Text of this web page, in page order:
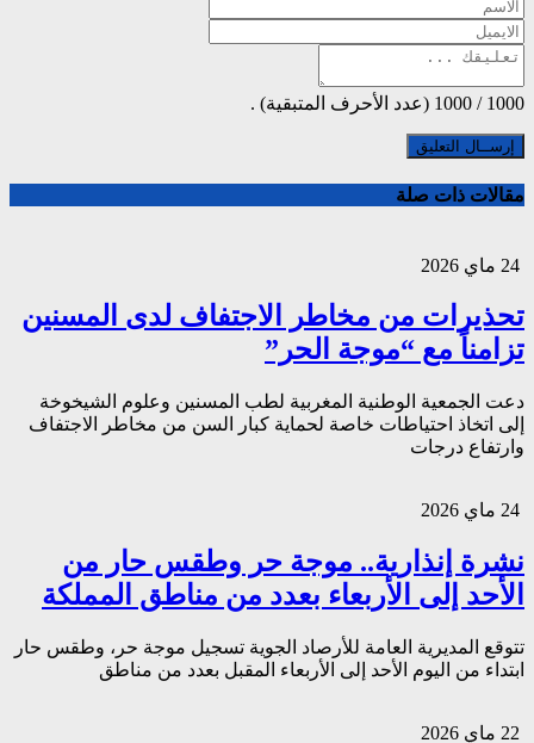
1000
/
1000 (عدد الأحرف المتبقية) .
مقالات ذات صلة
تحذيرات من مخاطر الاجتفاف لدى المسنين
تزامناً مع “موجة الحر”
دعت الجمعية الوطنية المغربية لطب المسنين وعلوم الشيخوخة
إلى اتخاذ احتياطات خاصة لحماية كبار السن من مخاطر الاجتفاف
وارتفاع درجات
نشرة إنذارية.. موجة حر وطقس حار من
الأحد إلى الأربعاء بعدد من مناطق المملكة
تتوقع المديرية العامة للأرصاد الجوية تسجيل موجة حر، وطقس حار
ابتداء من اليوم الأحد إلى الأربعاء المقبل بعدد من مناطق